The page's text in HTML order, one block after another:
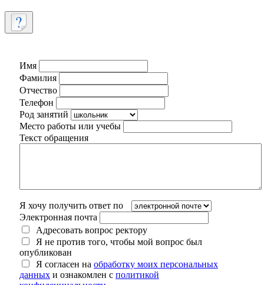
Имя
Фамилия
Отчество
Телефон
Род занятий
Место работы или учебы
Текст обращения
Я хочу получить ответ по
Электронная почта
Адресовать вопрос ректору
Я не против того, чтобы мой вопрос был
опубликован
Я согласен на обработку моих персональных
данных и ознакомлен с политикой